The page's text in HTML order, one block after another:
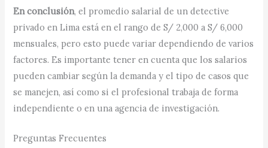
En conclusión, el promedio salarial de un detective
privado en Lima está en el rango de S/ 2,000 a S/ 6,000
mensuales, pero esto puede variar dependiendo de varios
factores. Es importante tener en cuenta que los salarios
pueden cambiar según la demanda y el tipo de casos que
se manejen, así como si el profesional trabaja de forma
independiente o en una agencia de investigación.
Preguntas Frecuentes